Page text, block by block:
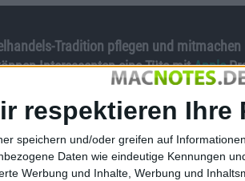
respektieren Ihre
speichern und/oder greifen auf
Daten wie eindeutige Kennungen
Werbung und Inhalte, Werbung und
Tradition pflegen und mitmachen
Interessenten eine Tüte mitApple-
landen.
hierzulande vor allem Sommer- oder
Datums sind starke Preisnachlässe
oder dann ein paar Tage drauf als